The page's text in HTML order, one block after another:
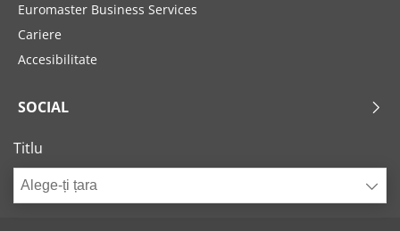
Euromaster Business Services
Cariere
Accesibilitate
SOCIAL
Titlu
Alege-ți țara